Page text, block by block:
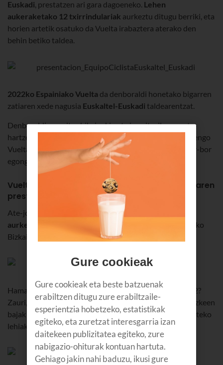
Euskadi, prestatzen ari gara dagoeneko. Lehen
aukeraketako 12 txirrindulariak aurkeztu ditugu berriki, eta
horien artetik osatuko da Vuelta irabaztera aterako den
behin betiko taldea.
2022ko Espainiako Vuelta da denboraldi honetako bigarren
zatiaren xede nagusia Euskaltel-Euskadi taldearentzat.
Denboraldia emaitza bikainekin eta jarraitzaileen parte-
hartze handiarekin amaitzeko irrikaz gaude. Beraz, aurtengo
Vueltan, abuztuaren 19tik irailaren 11ra bitartean
, bor-bor
egongo da bazter guztietan ilusio laranja.
Vueltan parte hartuko duen txirrindulari-taldearen
prestaketa eta hautaketa
Ate-joka dago jada lehiaketa, eta, beraz,
aurkeztu du
berriki taldeak Euskaltelen egoitzan, Derioko
Bizkaia Parke Teknologikoan, egindako ekitaldi batean.
Hamabi txirrindulari aukeratu dira oraingoz. Zergatik 12?
Zauri, osasun-arazo edo erorikoen ondorioz gerta daitezkeen
bajak osatzeko eta ahalik eta zortzikoterik onena eramateko
lehiaketara.
Gure cookieak
Gure cookieak eta beste batzuenak
erabiltzen ditugu zure erabiltzaile-
esperientzia hobetzeko, estatistikak
egiteko, eta zuretzat interesgarria izan
daitekeen publizitatea egiteko, zure
nabigazio-ohiturak kontuan hartuta.
Gehiago jakin nahi baduzu, ikusi gure